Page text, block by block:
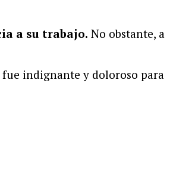
a su trabajo. No obstante, a
fue indignante y doloroso para